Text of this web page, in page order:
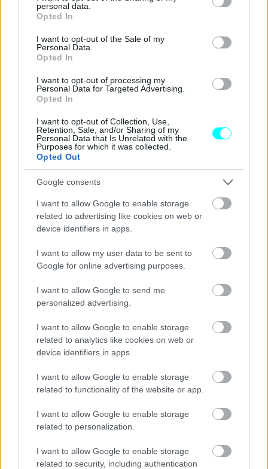
grant or deny consent to Google and its third-party tags to
use your data for below specified purposes in below Google
consent section.
personal data.
Opted In
I want to opt-out of the Sale of my
Personal Data.
Opted In
I want to opt-out of processing my
Personal Data for Targeted Advertising.
Opted In
I want to opt-out of Collection, Use,
Retention, Sale, and/or Sharing of my
Personal Data that Is Unrelated with the
Purposes for which it was collected.
Opted Out
Google consents
I want to allow Google to enable storage
related to advertising like cookies on web or
device identifiers in apps.
I want to allow my user data to be sent to
Google for online advertising purposes.
I want to allow Google to send me
personalized advertising.
I want to allow Google to enable storage
related to analytics like cookies on web or
device identifiers in apps.
I want to allow Google to enable storage
related to functionality of the website or app.
I want to allow Google to enable storage
related to personalization.
I want to allow Google to enable storage
related to security, including authentication
Κατά τα άλλα, προκειμένου να μειωθεί το κόστοςκάθε
της πλατφόρμας SSP, βάσει του μεγέθους και του
κόστους των μοντέλων της. Τα τμήματα της
αυτοκίνητα πόλης εξελίσσονται από τη Volkswagen
και θα χρησιμοποιούνται από τιςCupra ,Skoda
Η Audi εξελίσσει ό,τι αφορά στα συμπαγή και μεσαία
αυτοκίνητακαι θα δανείσει την τεχνολογία αυτή στις
Volkswagen, Porsche και Skoda.